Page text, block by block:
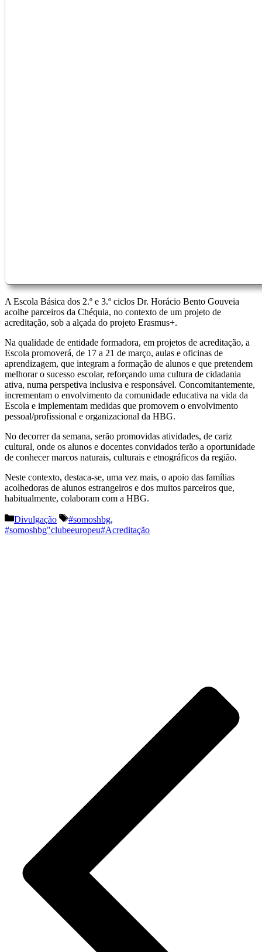
A Escola Básica dos 2.º e 3.º ciclos Dr. Horácio Bento Gouveia
acolhe parceiros da Chéquia, no contexto de um projeto de
acreditação, sob a alçada do projeto Erasmus+.
Na qualidade de entidade formadora, em projetos de acreditação, a
Escola promoverá, de 17 a 21 de março, aulas e oficinas de
aprendizagem, que integram a formação de alunos e que pretendem
melhorar o sucesso escolar, reforçando uma cultura de cidadania
ativa, numa perspetiva inclusiva e responsável. Concomitantemente,
incrementam o envolvimento da comunidade educativa na vida da
Escola e implementam medidas que promovem o envolvimento
pessoal/profissional e organizacional da HBG.
No decorrer da semana, serão promovidas atividades, de cariz
cultural, onde os alunos e docentes convidados terão a oportunidade
de conhecer marcos naturais, culturais e etnográficos da região.
Neste contexto, destaca-se, uma vez mais, o apoio das famílias
acolhedoras de alunos estrangeiros e dos muitos parceiros que,
habitualmente, colaboram com a HBG.
Categorias
Divulgação Etiquetas
#somoshbg,
#somoshbg"clubeeuropeu#Acreditação